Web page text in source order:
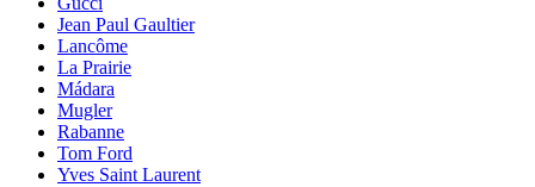
Jean Paul Gaultier
Lancôme
La Prairie
Mádara
Mugler
Rabanne
Tom Ford
Yves Saint Laurent